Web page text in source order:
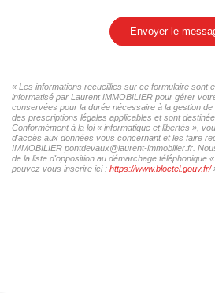
Envoyer le
« Les informations recueillies sur ce formulaire sont
informatisé par Laurent IMMOBILIER pour gérer
conservées pour la durée nécessaire à la gestion
des prescriptions légales applicables et sont
Conformément à la loi « informatique et libertés »,
d'accès aux données vous concernant et les faire
IMMOBILIER pontdevaux@laurent-immobilier.fr.
de la liste d'opposition au démarchage téléphonique
pouvez vous inscrire ici : https://www.bloctel.gouv.fr/